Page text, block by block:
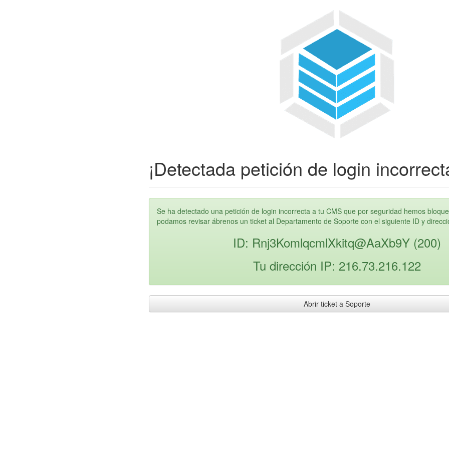
¡Detectada petición de login
Se ha detectado una petición de login incorrecta a tu CMS que por seguridad hemos
podamos revisar ábrenos un ticket al Departamento de Soporte con el siguiente ID y
ID: Rnj3KomlqcmlXkitq@AaXb9Y (200)
Tu dirección IP: 216.73.216.122
Abrir ticket a Soporte